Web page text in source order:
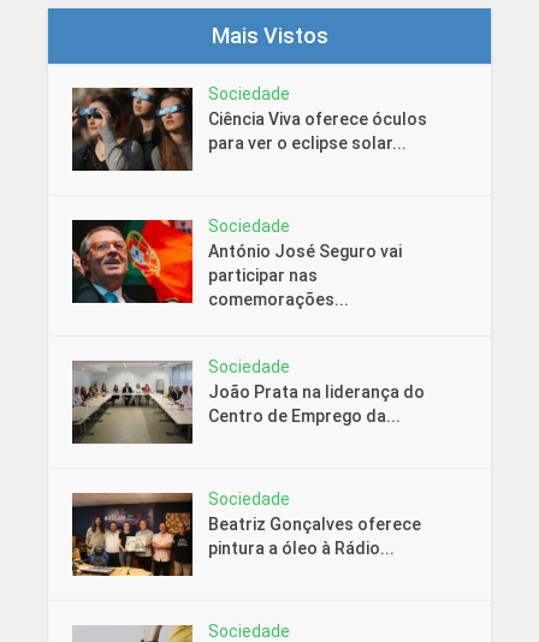
Mais Vistos
Sociedade
Ciência Viva oferece óculos
para ver o eclipse solar...
Sociedade
António José Seguro vai
participar nas
comemorações...
Sociedade
João Prata na liderança do
Centro de Emprego da...
Sociedade
Beatriz Gonçalves oferece
pintura a óleo à Rádio...
Sociedade